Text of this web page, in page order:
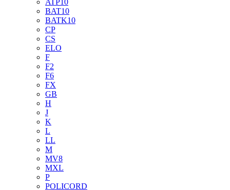
ATP10
BAT10
BATK10
CP
CS
ELO
F
F2
F6
FX
GB
H
J
K
L
LL
M
MV8
MXL
P
POLICORD